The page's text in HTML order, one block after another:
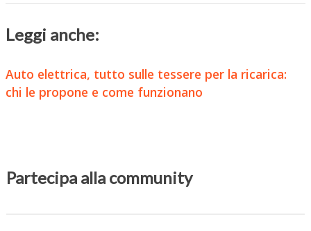
Leggi anche:
Auto elettrica, tutto sulle tessere per la ricarica:
chi le propone e come funzionano
Partecipa alla community